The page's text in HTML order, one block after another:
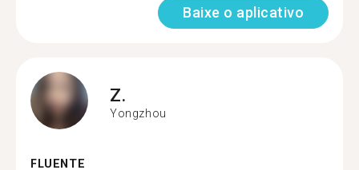
Baixe o aplicativo
Z.
Yongzhou
FLUENTE